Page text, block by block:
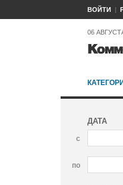
ВОЙТИ
06
ДАТА
с
по